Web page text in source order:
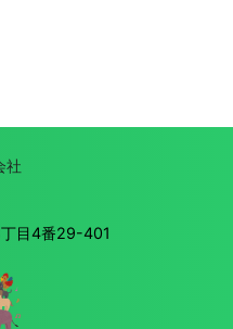
社
目4番29-401